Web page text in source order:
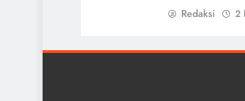
Redaksi 2